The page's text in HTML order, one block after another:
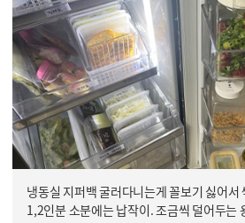
냉동실 지퍼백 굴러다니는게 꼴보기 싫어서
1,2인분 소분에는 납작이. 조금씩 덜어두는